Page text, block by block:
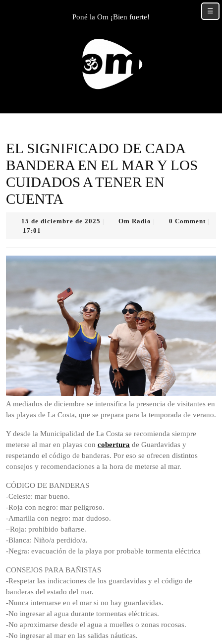
Poné la Om ¡Bien fuerte!
EL SIGNIFICADO DE CADA
BANDERA EN EL MAR Y LOS
CUIDADOS A TENER EN
CUENTA
15 de diciembre de 2025
2025
Om Radio 0 Comment
17:01
A mediados de diciembre se intensifica la presencia de visitantes en
las playas de La Costa, que se prepara para la temporada de verano.
Y desde la Municipalidad de La Costa se recomienda siempre
meterse al mar en playas con cobertura de Guardavidas y
respetando el código de banderas. Por eso se ofrecen distintos
consejos y recomendaciones a la hora de meterse al mar.
CÓDIGO DE BANDERAS
-Celeste: mar bueno.
-Roja con negro: mar peligroso.
-Amarilla con negro: mar dudoso.
–Roja: prohibido bañarse.
-Blanca: Niño/a perdido/a.
-Negra: evacuación de la playa por probable tormenta eléctrica
CONSEJOS PARA BAÑISTAS
-Respetar las indicaciones de los guardavidas y el código de
banderas del estado del mar.
-Nunca internarse en el mar si no hay guardavidas.
-No ingresar al agua durante tormentas eléctricas.
-No aproximarse desde el agua a muelles o zonas rocosas.
-No ingresar al mar en las salidas náuticas.
☰